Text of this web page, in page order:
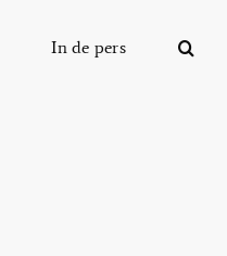
In de pers